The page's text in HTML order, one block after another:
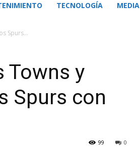
TECNOLOGÍA MEDIA
Spurs...
Towns y
Spurs con
0
99